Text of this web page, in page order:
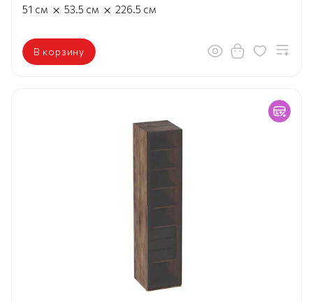
51 см × 53.5 см × 226.5 см
В корзину